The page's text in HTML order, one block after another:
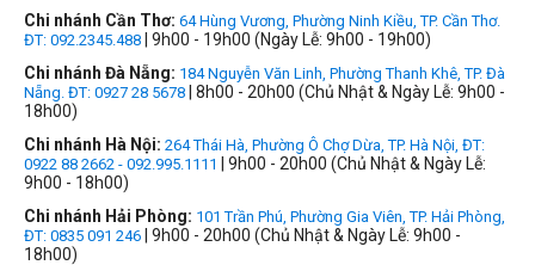
Chi nhánh Cần Thơ: 64 Hùng Vương, Phường Ninh Kiều, TP. Cần Thơ.
ĐT: 092.2345.488 | 9h00 - 19h00 (Ngày Lễ: 9h00 - 19h00)
Chi nhánh Đà Nẵng: 184 Nguyễn Văn Linh, Phường Thanh Khê, TP. Đà
Nẵng. ĐT: 0927 28 5678 | 8h00 - 20h00 (Chủ Nhật & Ngày Lễ: 9h00 -
18h00)
Chi nhánh Hà Nội: 264 Thái Hà, Phường Ô Chợ Dừa, TP. Hà Nội, ĐT:
0922 88 2662 - 092.995.1111
| 9h00 - 20h00 (Chủ Nhật & Ngày Lễ:
9h00 - 18h00)
Chi nhánh Hải Phòng: 101 Trần Phú, Phường Gia Viên, TP. Hải Phòng,
ĐT: 0835 091 246 | 9h00 - 20h00 (Chủ Nhật & Ngày Lễ: 9h00 -
18h00)